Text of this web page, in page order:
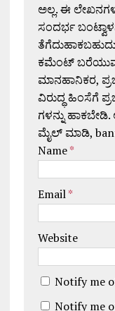
ಅಲ್ಲ. ಈ
ಸಂದರ್ಭ
ಕಮೆಂಟ್ ಬರೆಯುವ
ಮಾನಹಾನಿಕರ,
ವಿರುದ್ಧ ಹಿಂಸೆಗೆ
ಗಳನ್ನು
ಮೈಲ್ ಮಾಡಿ,
Name*
Email*
Website
Notify me
Notify me